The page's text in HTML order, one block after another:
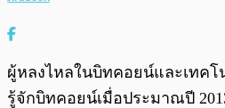
ผู้หลงไหลในบิทคอยน์และเทคโ
รู้จักบิทคอยน์เมื่อประมาณปี